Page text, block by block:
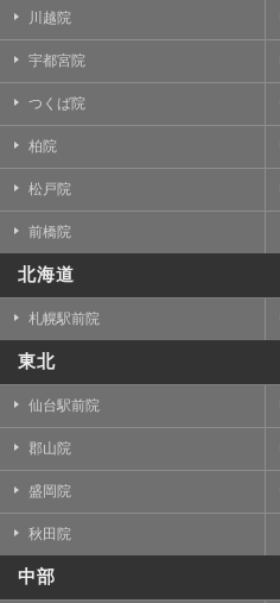
川越院
宇都宮院
つくば院
柏院
松戸院
前橋院
北海道
札幌駅前院
東北
仙台駅前院
郡山院
盛岡院
秋田院
中部